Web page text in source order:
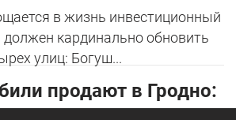
в жизнь инвестиционный
должен кардинально обновить
улиц: Богуш...
продают в Гродно: